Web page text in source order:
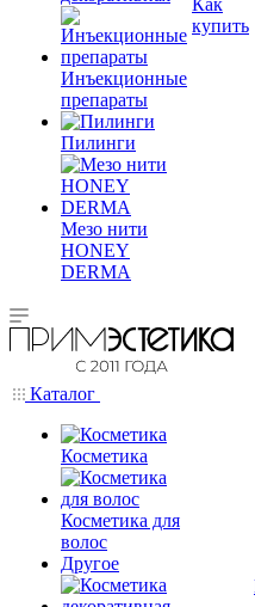
Инъекционные
препараты
Пилинги
Мезо нити
HONEY
DERMA
Как
купить
Каталог
Косметика
Косметика для
волос
Другое